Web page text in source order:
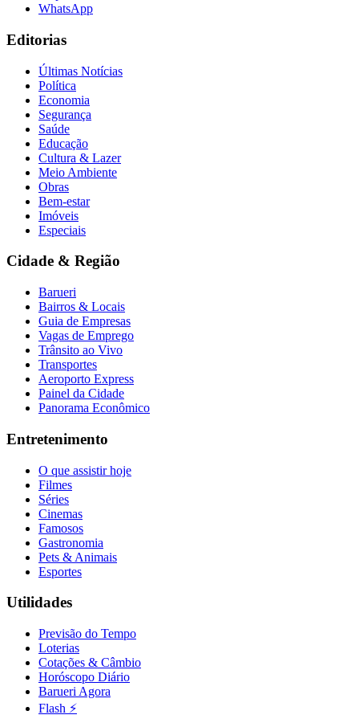
WhatsApp
Editorias
Últimas Notícias
Política
Economia
Segurança
Saúde
Educação
Cultura & Lazer
Meio Ambiente
Obras
Bem-estar
Imóveis
Especiais
Cidade & Região
Barueri
Bairros & Locais
Guia de Empresas
Vagas de Emprego
Trânsito ao Vivo
Transportes
Aeroporto Express
Painel da Cidade
Panorama Econômico
Entretenimento
O que assistir hoje
Filmes
Séries
Cinemas
Famosos
Gastronomia
Pets & Animais
Esportes
Utilidades
Previsão do Tempo
Loterias
Cotações & Câmbio
Horóscopo Diário
Barueri Agora
Flash ⚡